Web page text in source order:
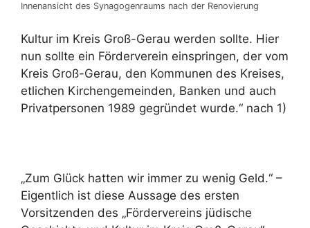
Innenansicht des Synagogenraums nach der Renovierung
Kultur im Kreis Groß-Gerau werden sollte. Hier
nun sollte ein Förderverein einspringen, der vom
Kreis Groß-Gerau, den Kommunen des Kreises,
etlichen Kirchengemeinden, Banken und auch
Privatpersonen 1989 gegründet wurde.“ nach 1)
„Zum Glück hatten wir immer zu wenig Geld.“ –
Eigentlich ist diese Aussage des ersten
Vorsitzenden des „Fördervereins jüdische